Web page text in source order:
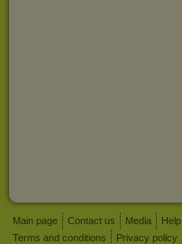
Main page Contact us Media Help
Terms and conditions
Privacy policy